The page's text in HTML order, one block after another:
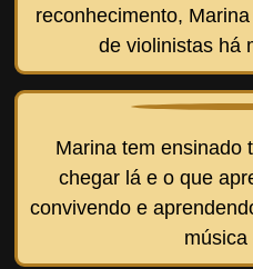
reconhecimento,
de violinistas há
Marina tem ensinado
chegar lá e o que
convivendo e
música